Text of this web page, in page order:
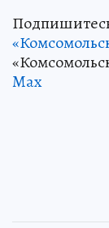
Max